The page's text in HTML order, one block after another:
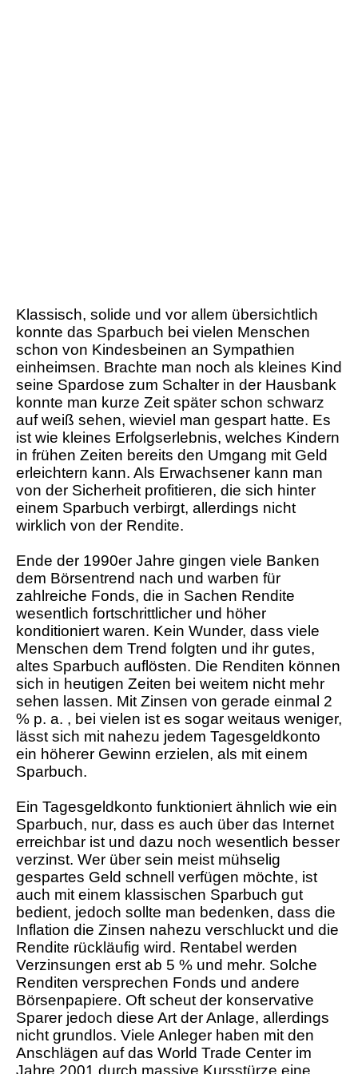
Klassisch, solide und vor allem übersichtlich
konnte das Sparbuch bei vielen Menschen
schon von Kindesbeinen an Sympathien
einheimsen. Brachte man noch als kleines Kind
seine Spardose zum Schalter in der Hausbank
konnte man kurze Zeit später schon schwarz
auf weiß sehen, wieviel man gespart hatte. Es
ist wie kleines Erfolgserlebnis, welches Kindern
in frühen Zeiten bereits den Umgang mit Geld
erleichtern kann. Als Erwachsener kann man
von der Sicherheit profitieren, die sich hinter
einem Sparbuch verbirgt, allerdings nicht
wirklich von der Rendite.
Ende der 1990er Jahre gingen viele Banken
dem Börsentrend nach und warben für
zahlreiche Fonds, die in Sachen Rendite
wesentlich fortschrittlicher und höher
konditioniert waren. Kein Wunder, dass viele
Menschen dem Trend folgten und ihr gutes,
altes Sparbuch auflösten. Die Renditen können
sich in heutigen Zeiten bei weitem nicht mehr
sehen lassen. Mit Zinsen von gerade einmal 2
% p. a. , bei vielen ist es sogar weitaus weniger,
lässt sich mit nahezu jedem Tagesgeldkonto
ein höherer Gewinn erzielen, als mit einem
Sparbuch.
Ein Tagesgeldkonto funktioniert ähnlich wie ein
Sparbuch, nur, dass es auch über das Internet
erreichbar ist und dazu noch wesentlich besser
verzinst. Wer über sein meist mühselig
gespartes Geld schnell verfügen möchte, ist
auch mit einem klassischen Sparbuch gut
bedient, jedoch sollte man bedenken, dass die
Inflation die Zinsen nahezu verschluckt und die
Rendite rückläufig wird. Rentabel werden
Verzinsungen erst ab 5 % und mehr. Solche
Renditen versprechen Fonds und andere
Börsenpapiere. Oft scheut der konservative
Sparer jedoch diese Art der Anlage, allerdings
nicht grundlos. Viele Anleger haben mit den
Anschlägen auf das World Trade Center im